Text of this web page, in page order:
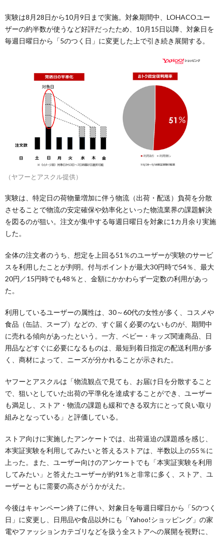
実験は8月28日から10月9日まで実施。対象期間中、LOHACOユー
ザーの約半数が使うなど好評だったため、10月15日以降、対象日を
毎週日曜日から「5のつく日」に変更した上で引き続き展開する。
（ヤフーとアスクル提供）
実験は、特定日の荷物量増加に伴う物流（出荷・配送）負荷を分散
させることで物流の安定確保や効率化といった物流業界の課題解決
を図るのが狙い。注文が集中する毎週日曜日を対象に1カ月余り実施
した。
全体の注文者のうち、想定を上回る51％のユーザーが実験のサービ
スを利用したことが判明。付与ポイントが最大30円時で54％、最大
20円／15円時でも48％と、金額にかかわらず一定数の利用があっ
た。
利用しているユーザーの属性は、30～60代の女性が多く、コスメや
食品（缶詰、スープ）などの、すぐ届く必要のないものが、期間中
に売れる傾向があったという。一方、ベビー・キッズ関連商品、日
用品などすぐに必要になるものは、最短到着日指定の配送利用が多
く、商材によって、ニーズが分かれることが示された。
ヤフーとアスクルは「物流観点で見ても、お届け日を分散すること
で、狙いとしていた出荷の平準化を達成することができ、ユーザー
も満足し、ストア・物流の課題も緩和できる双方にとって良い取り
組みとなっている」と評価している。
ストア向けに実施したアンケートでは、出荷逼迫の課題感を感じ、
本実証実験を利用してみたいと答えるストアは、半数以上の55％に
上った。また、ユーザー向けのアンケートでも「本実証実験を利用
してみたい」と答えたユーザーが約91％と非常に多く、ストア、ユ
ーザーともに需要の高さがうかがえた。
今後はキャンペーン終了に伴い、対象日を毎週日曜日から「5のつく
日」に変更し、日用品や食品以外にも「Yahoo!ショッピング」の家
電やファッションカテゴリなどを扱う全ストアへの展開を視野に、